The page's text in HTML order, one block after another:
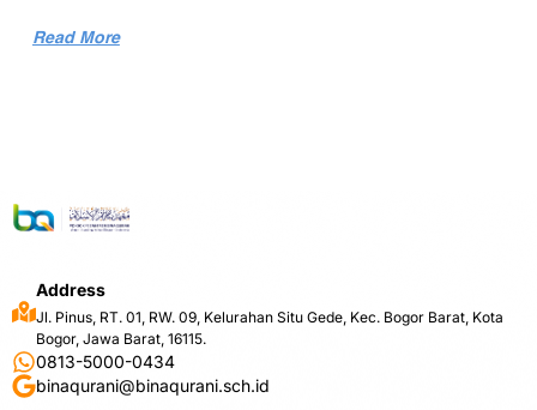
Read More
Address
Jl. Pinus, RT. 01, RW. 09, Kelurahan Situ Gede, Kec. Bogor Barat, Kota
Bogor, Jawa Barat, 16115.
0813-5000-0434
binaqurani@binaqurani.sch.id